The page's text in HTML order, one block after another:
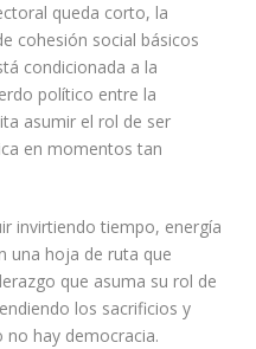
queda corto, la
cohesión social básicos
condicionada a la
político entre la
asumir el rol de ser
en momentos tan
invirtiendo tiempo, energía
una hoja de ruta que
que asuma su rol de
los sacrificios y
no hay democracia.